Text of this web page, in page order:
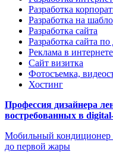
Разработка
Разработка на
Разработка сайта
Разработка сайта
Реклама в интернете
Сайт визитка
Фотосъемка,
Хостинг
Профессия дизайнера
востребованных в
Мобильный кондиционер
до первой жары